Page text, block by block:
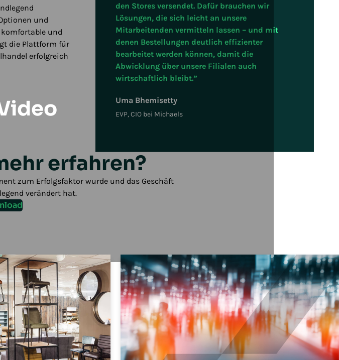
und
und
die Plattform für
erfolgreich
den Stores versendet. Dafür brauchen wir
Lösungen, die sich leicht an unsere
Mitarbeitenden vermitteln lassen – und mit
denen Bestellungen deutlich effizienter
bearbeitet werden können, damit die
Abwicklung über unsere Filialen auch
wirtschaftlich bleibt.”
Uma Bhemisetty
EVP, CIO bei Michaels
erfahren?
zum Erfolgsfaktor wurde und das Geschäft
verändert hat.